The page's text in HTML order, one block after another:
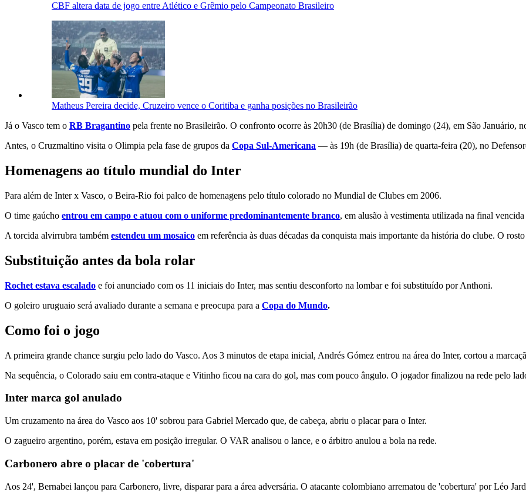
CBF altera data de jogo entre Atlético e Grêmio pelo Campeonato Brasileiro
Matheus Pereira decide, Cruzeiro vence o Coritiba e ganha posições no Brasileirão
Já o Vasco tem o RB Bragantino pela frente no Brasileirão. O confronto ocorre às 20h30 (de Brasília) de domingo (24), em São Januário,
Antes, o Cruzmaltino visita o Olimpia pela fase de grupos da Copa Sul-Americana — às 19h (de Brasília) de quarta-feira (20), no
Homenagens ao título mundial do Inter
Para além de Inter x Vasco, o Beira-Rio foi palco de homenagens pelo título colorado no Mundial de Clubes em 2006.
O time gaúcho entrou em campo e atuou com o uniforme predominantemente branco, em alusão à vestimenta utilizada na final
A torcida alvirrubra também estendeu um mosaico em referência às duas décadas da conquista mais importante da história do clube. O
Substituição antes da bola rolar
Rochet estava escalado e foi anunciado com os 11 iniciais do Inter, mas sentiu desconforto na lombar e foi substituído por Anthoni.
O goleiro uruguaio será avaliado durante a semana e preocupa para a Copa do Mundo.
Como foi o jogo
A primeira grande chance surgiu pelo lado do Vasco. Aos 3 minutos de etapa inicial, Andrés Gómez entrou na área do Inter, cortou a
Na sequência, o Colorado saiu em contra-ataque e Vitinho ficou na cara do gol, mas com pouco ângulo. O jogador finalizou na rede pelo
Inter marca gol anulado
Um cruzamento na área do Vasco aos 10' sobrou para Gabriel Mercado que, de cabeça, abriu o placar para o Inter.
O zagueiro argentino, porém, estava em posição irregular. O VAR analisou o lance, e o árbitro anulou a bola na rede.
Carbonero abre o placar de 'cobertura'
Aos 24', Bernabei lançou para Carbonero, livre, disparar para a área adversária. O atacante colombiano arrematou de 'cobertura' por Léo